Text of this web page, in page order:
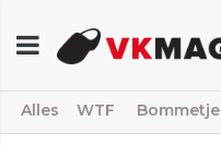
Alles WTF Bommetje